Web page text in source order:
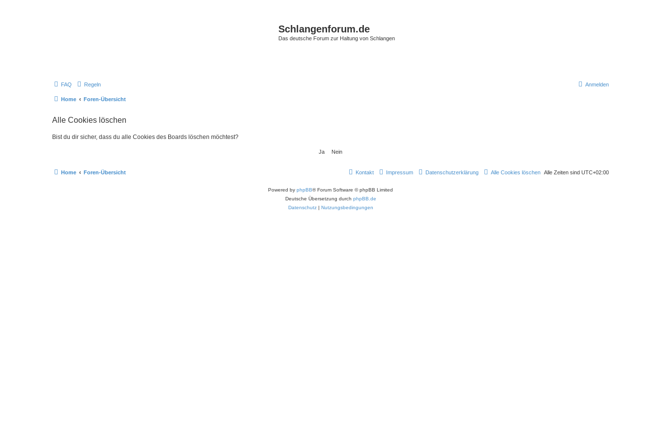
Schlangenforum.de
Das deutsche Forum zur Haltung von Schlangen
FAQ Regeln Anmelden
Home Foren-Übersicht
Alle Cookies löschen
Bist du dir sicher, dass du alle Cookies des Boards löschen möchtest?
Home Foren-Übersicht Alle Zeiten sind UTC+02:00
Alle Cookies löschen
Datenschutzerklärung
Impressum
Kontakt
Powered by phpBB® Forum Software © phpBB Limited
Deutsche Übersetzung durch phpBB.de
Datenschutz| Nutzungsbedingungen